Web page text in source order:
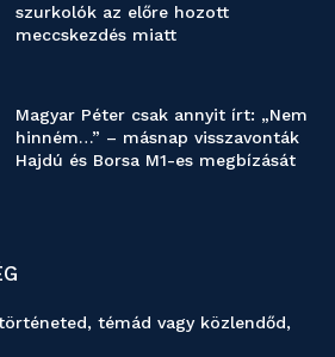
szurkolók az előre hozott
meccskezdés miatt
Magyar Péter csak annyit írt: „Nem
hinném…” – másnap visszavonták
Hajdú és Borsa M1-es megbízását
témád vagy közlendőd,